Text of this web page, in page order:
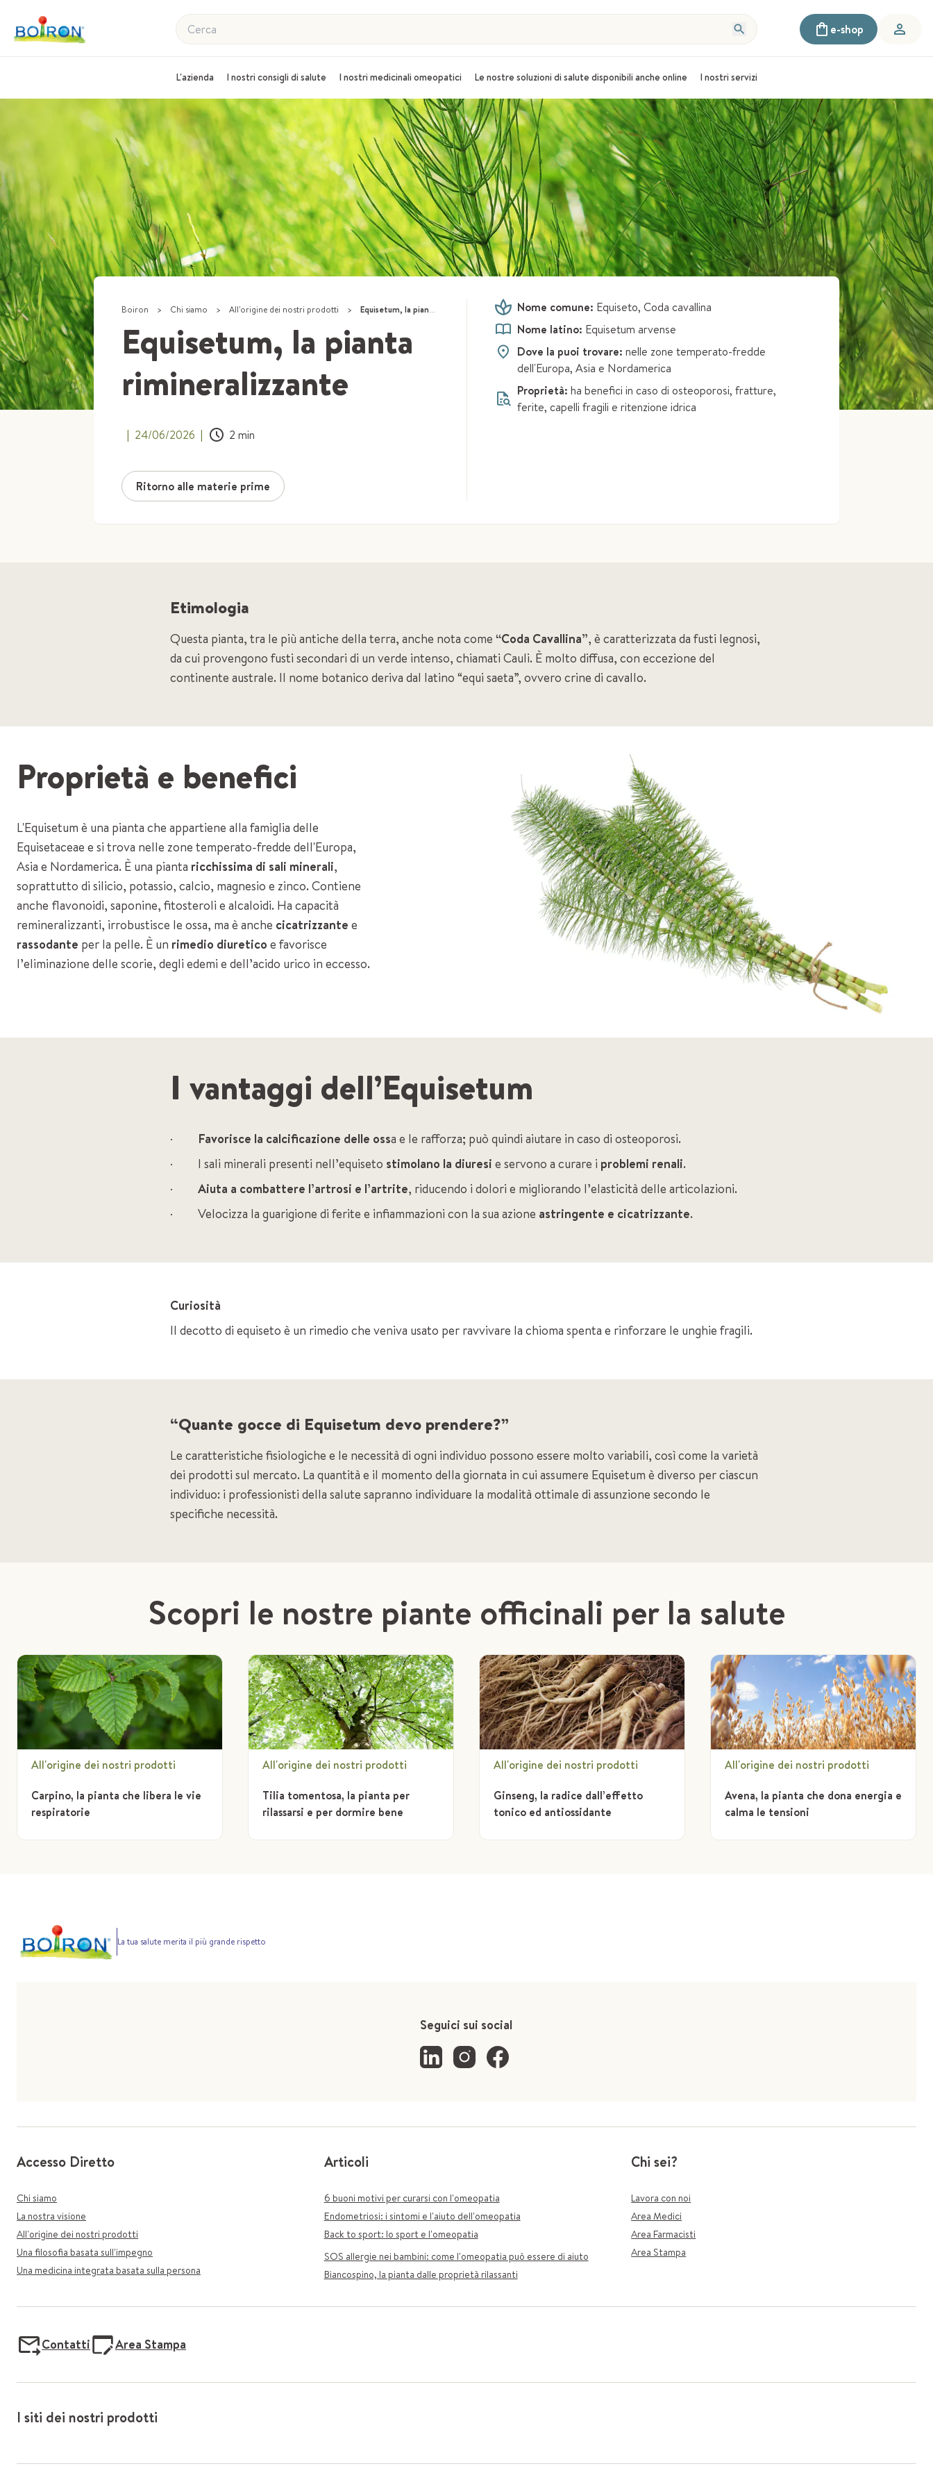
Cerca e-shop
L'azienda I nostri consigli di salute I nostri medicinali omeopatici Le nostre soluzioni di salute disponibili anche online I nostri servizi
Boiron > Chi siamo > All'origine dei nostri prodotti > Equisetum, la pianta rimineralizzante
Equisetum, la pianta
rimineralizzante
| 24/06/2026 | 2 min
Ritorno alle materie prime
Nome comune: Equiseto, Coda cavallina
Nome latino: Equisetum arvense
Dove la puoi trovare: nelle zone temperato-fredde
dell'Europa, Asia e Nordamerica
Proprietà: ha benefici in caso di osteoporosi, fratture,
ferite, capelli fragili e ritenzione idrica
Etimologia
Questa pianta, tra le più antiche della terra, anche nota come “Coda Cavallina”, è caratterizzata da fusti legnosi,
da cui provengono fusti secondari di un verde intenso, chiamati Cauli. È molto diffusa, con eccezione del
continente australe. Il nome botanico deriva dal latino “equi saeta”, ovvero crine di cavallo.
Proprietà e benefici
L'Equisetum è una pianta che appartiene alla famiglia delle
Equisetaceae e si trova nelle zone temperato-fredde dell'Europa,
Asia e Nordamerica. È una pianta ricchissima di sali minerali,
soprattutto di silicio, potassio, calcio, magnesio e zinco. Contiene
anche flavonoidi, saponine, fitosteroli e alcaloidi. Ha capacità
remineralizzanti, irrobustisce le ossa, ma è anche cicatrizzante e
rassodante per la pelle. È un rimedio diuretico e favorisce
l’eliminazione delle scorie, degli edemi e dell’acido urico in eccesso.
I vantaggi dell’Equisetum
· Favorisce la calcificazione delle ossa e le rafforza; può quindi aiutare in caso di osteoporosi.
· I sali minerali presenti nell’equiseto stimolano la diuresi e servono a curare i problemi renali.
·Aiuta a combattere l’artrosi e l’artrite, riducendo i dolori e migliorando l’elasticità delle articolazioni.
· Velocizza la guarigione di ferite e infiammazioni con la sua azione astringente e cicatrizzante.
Curiosità
Il decotto di equiseto è un rimedio che veniva usato per ravvivare la chioma spenta e rinforzare le unghie fragili.
“Quante gocce di Equisetum devo prendere?”
Le caratteristiche fisiologiche e le necessità di ogni individuo possono essere molto variabili, così come la varietà
dei prodotti sul mercato. La quantità e il momento della giornata in cui assumere Equisetum è diverso per ciascun
individuo: i professionisti della salute sapranno individuare la modalità ottimale di assunzione secondo le
specifiche necessità.
Scopri le nostre piante officinali per la salute
All'origine dei nostri prodotti
Carpino, la pianta che libera le vie
respiratorie
All'origine dei nostri prodotti
Tilia tomentosa, la pianta per
rilassarsi e per dormire bene
All'origine dei nostri prodotti
Ginseng, la radice dall’effetto
tonico ed antiossidante
All'origine dei nostri prodotti
Avena, la pianta che dona energia e
calma le tensioni
La tua salute merita il più grande rispetto
Seguici sui social
Accesso Diretto
Chi siamo
La nostra visione
All'origine dei nostri prodotti
Una filosofia basata sull'impegno
Una medicina integrata basata sulla persona
Articoli
6 buoni motivi per curarsi con l'omeopatia
Endometriosi: i sintomi e l'aiuto dell'omeopatia
Back to sport: lo sport e l'omeopatia
SOS allergie nei bambini: come l'omeopatia può essere di aiuto
Biancospino, la pianta dalle proprietà rilassanti
Chi sei?
Lavora con noi
Area Medici
Area Farmacisti
Area Stampa
Contatti Area Stampa
I siti dei nostri prodotti